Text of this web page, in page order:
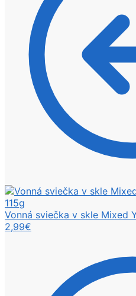
Vonná sviečka v skle Mixed
2,99€